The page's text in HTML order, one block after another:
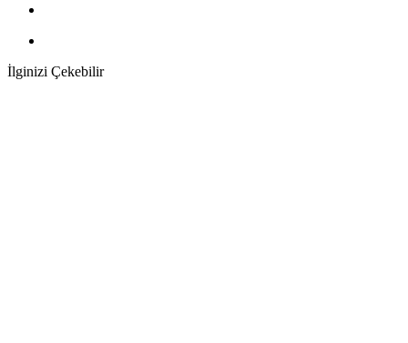
İlginizi Çekebilir